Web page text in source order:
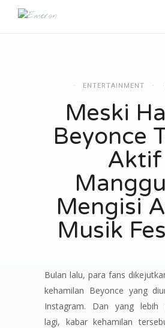
ENTERTAINMENT
Meski
Beyonce
Aktif
Mengisi
Musik
Bulan lalu, para fans
kehamilan Beyonce yang
Instagram. Dan yang lebih
lagi, kabar kehamilan